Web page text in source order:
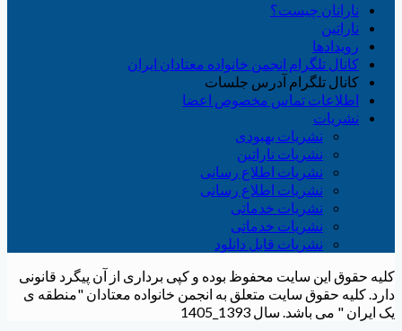
نارانان چیست؟
ناراتین
رویدادها
کانال تلگرام انجمن خانواده معتادان ایران
کانال تلگرام آدرس جلسات
اطلاعات تماس مخصوص اعضا
نشریات
نشریات بهبودی
نشریات ناراتین
نشریات اطلاع رسانی
نشریات اطلاع رسانی
نشریات خدماتی
نشریات خدماتی
نشریات قابل دانلود
کلیه حقوق این سایت محفوظ بوده و کپی برداری از آن پیگرد قانونی
دارد. کلیه حقوق سایت متعلق به انجمن خانواده معتادان "منطقه ی
یک ایران " می باشد. سال 1393_1405